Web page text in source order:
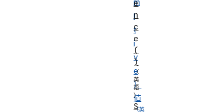
m
i
t
i
v
e
）
值
e
n
c
e
(
)
S